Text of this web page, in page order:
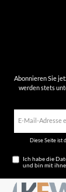
Abonnieren Sie
werden stets
Diese Seite ist
Ich habe die
und bin mit